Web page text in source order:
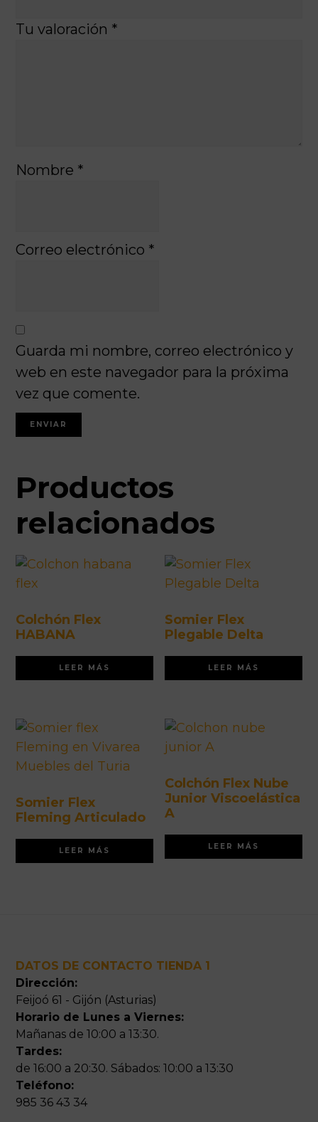
Tu valoración *
Nombre *
Correo electrónico *
Guarda mi nombre, correo electrónico y
web en este navegador para la próxima
vez que comente.
Productos
relacionados
Colchón Flex
HABANA
LEER MÁS
Somier Flex
Plegable Delta
LEER MÁS
Somier Flex
Fleming Articulado
LEER MÁS
Colchón Flex Nube
Junior Viscoelástica
A
LEER MÁS
DATOS DE CONTACTO TIENDA 1
Dirección:
Feijoó 61 - Gijón (Asturias)
Horario de Lunes a Viernes:
Mañanas de 10:00 a 13:30.
Tardes:
de 16:00 a 20:30. Sábados: 10:00 a 13:30
Teléfono:
985 36 43 34